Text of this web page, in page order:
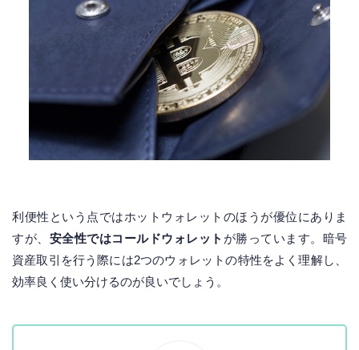
利便性という点ではホットウォレットのほうが優位にありま
すが、 安全性ではコールドウォレット が勝っています。暗号
資産取引を行う際には2つのウォレットの特性をよく理解し、
効率良く使い分けるのが良いでしょう。